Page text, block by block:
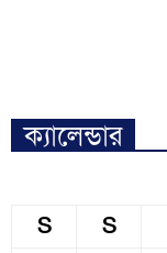
ক্যালেন্ডার
S
S